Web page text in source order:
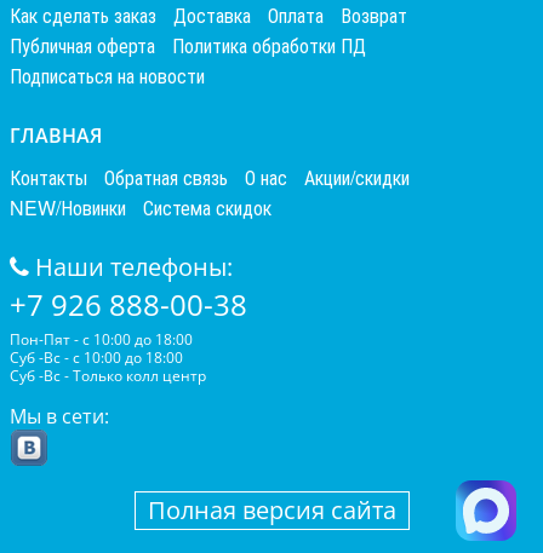
Как сделать заказ Доставка Оплата
Возврат
Публичная оферта
Политика обработки ПД
Подписаться на новости
ГЛАВНАЯ
Контакты Обратная связь О нас
Акции/скидки
NEW/Новинки
Система скидок
Наши телефоны:
+7 926 888-00-38
Пон-Пят - с 10:00 до 18:00
Суб -Вс - с 10:00 до 18:00
Суб -Вс - Только колл центр
Мы в сети:
Полная версия сайта